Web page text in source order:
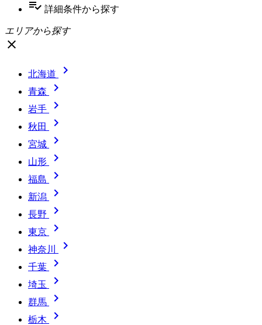
playlist_add_check 詳細条件から探す
エリアから探す
close
北海道 
青森 
岩手 
秋田 
宮城 
山形 
福島 
新潟 
長野 
東京 
神奈川 
千葉 
埼玉 
群馬 
栃木 